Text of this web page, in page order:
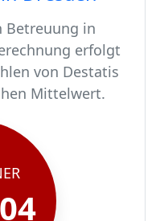
Betreuung in
erfolgt
von Destatis
Mittelwert.
Menschen.
sind rund
Menschen
in